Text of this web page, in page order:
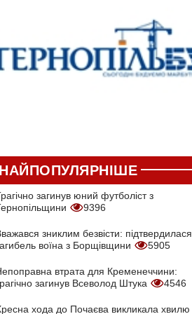
загинув юний футболіст з
9396
зниклим безвісти: підтвердилася
воїна з Борщівщини
5905
втрата для Кременеччини:
загинув Всеволод Штука
4546
хода до Почаєва викликала хвилю